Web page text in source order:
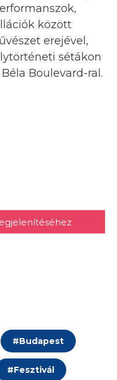
között
erejével,
sétákon
Boulevard-ral.
#Budapest
#Fesztivál